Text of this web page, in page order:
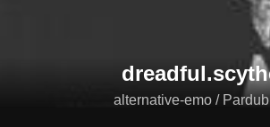
alternative-emo /